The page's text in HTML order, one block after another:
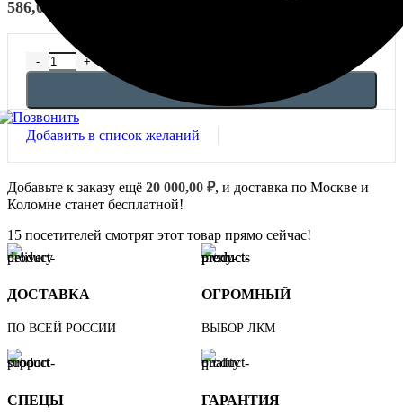
586,00
Добавить в список желаний
Добавьте к заказу ещё 20 000,00 ₽, и доставка по Москве и
Коломне станет бесплатной!
15 посетителей смотрят этот товар прямо сейчас!
ДОСТАВКА
ПО ВСЕЙ РОССИИ
ОГРОМНЫЙ
ВЫБОР ЛКМ
СПЕЦЫ ГАРАНТИЯ